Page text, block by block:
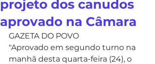
projeto dos canudos
aprovado na Câmara
GAZETA DO POVO
"Aprovado em segundo turno na
manhã desta quarta-feira (24), o